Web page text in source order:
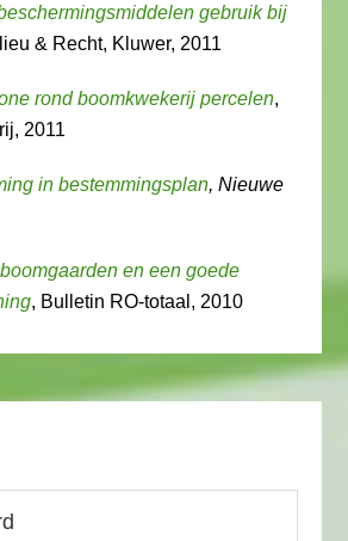
gebruik bij
& Recht, Kluwer, 2011
rond boomkwekerij percelen,
2011
in bestemmingsplan, Nieuwe
en een goede
, Bulletin RO-totaal, 2010